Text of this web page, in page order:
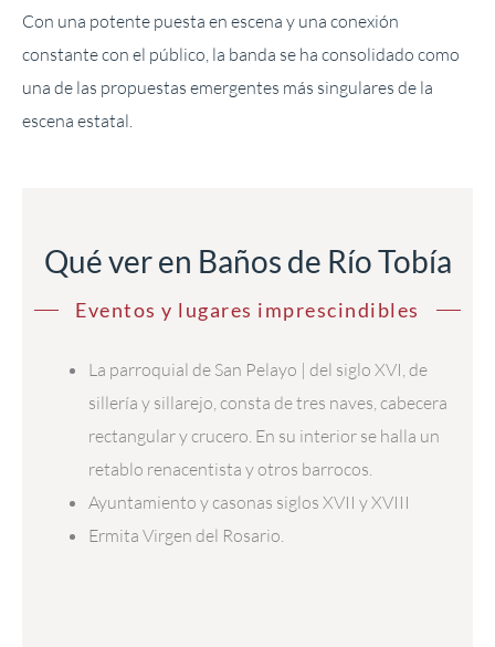
Con una potente puesta en escena y una conexión
constante con el público, la banda se ha consolidado como
una de las propuestas emergentes más singulares de la
escena estatal.
Qué ver en Baños de Río Tobía
Eventos y lugares imprescindibles
La parroquial de San Pelayo | del siglo XVI, de
sillería y sillarejo, consta de tres naves, cabecera
rectangular y crucero. En su interior se halla un
retablo renacentista y otros barrocos.
Ayuntamiento y casonas siglos XVII y XVIII
Ermita Virgen del Rosario.